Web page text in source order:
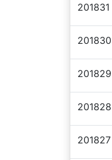
201831
201830
201829
201828
201827